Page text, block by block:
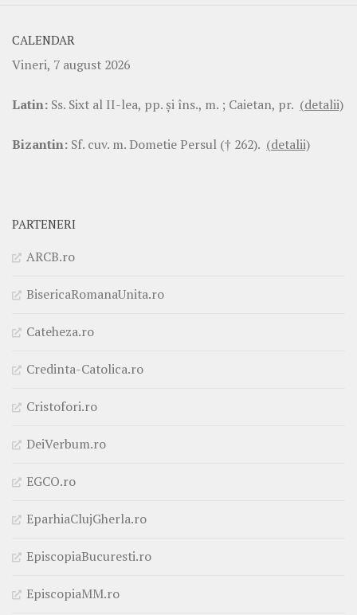
CALENDAR
Vineri, 7 august 2026
Latin: Ss. Sixt al II-lea, pp. şi îns., m. ; Caietan, pr. (detalii)
Bizantin: Sf. cuv. m. Dometie Persul († 262). (detalii)
PARTENERI
ARCB.ro
BisericaRomanaUnita.ro
Cateheza.ro
Credinta-Catolica.ro
Cristofori.ro
DeiVerbum.ro
EGCO.ro
EparhiaClujGherla.ro
EpiscopiaBucuresti.ro
EpiscopiaMM.ro